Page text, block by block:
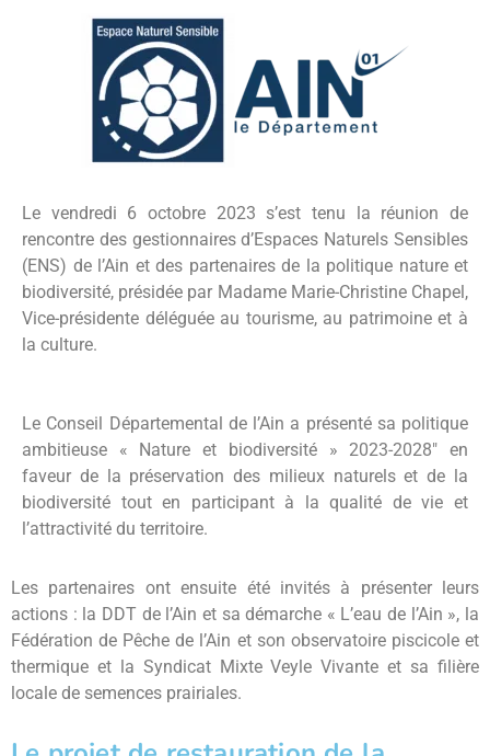
Le vendredi 6 octobre 2023 s’est tenu la réunion de
rencontre des gestionnaires d’Espaces Naturels Sensibles
(ENS) de l’Ain et des partenaires de la politique nature et
biodiversité, présidée par Madame Marie-Christine Chapel,
Vice-présidente déléguée au tourisme, au patrimoine et à
la culture.
Le Conseil Départemental de l’Ain a présenté sa politique
ambitieuse « Nature et biodiversité » 2023-2028″ en
faveur de la préservation des milieux naturels et de la
biodiversité tout en participant à la qualité de vie et
l’attractivité du territoire.
Les partenaires ont ensuite été invités à présenter leurs
actions : la DDT de l’Ain et sa démarche « L’eau de l’Ain », la
Fédération de Pêche de l’Ain et son observatoire piscicole et
thermique et la Syndicat Mixte Veyle Vivante et sa filière
locale de semences prairiales.